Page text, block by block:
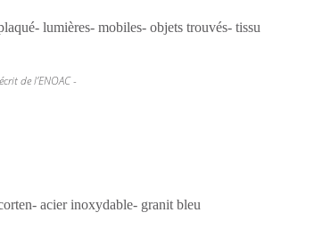
lumières- mobiles- objets trouvés- tissu
de l’ENOAC -
acier inoxydable- granit bleu